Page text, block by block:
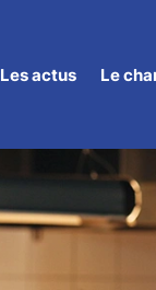
Les actus Le